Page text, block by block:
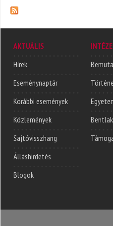
AKTUÁLIS
Hírek
Eseménynaptár
Korábbi események
Közlemények
Sajtóvisszhang
Álláshirdetés
Blogok